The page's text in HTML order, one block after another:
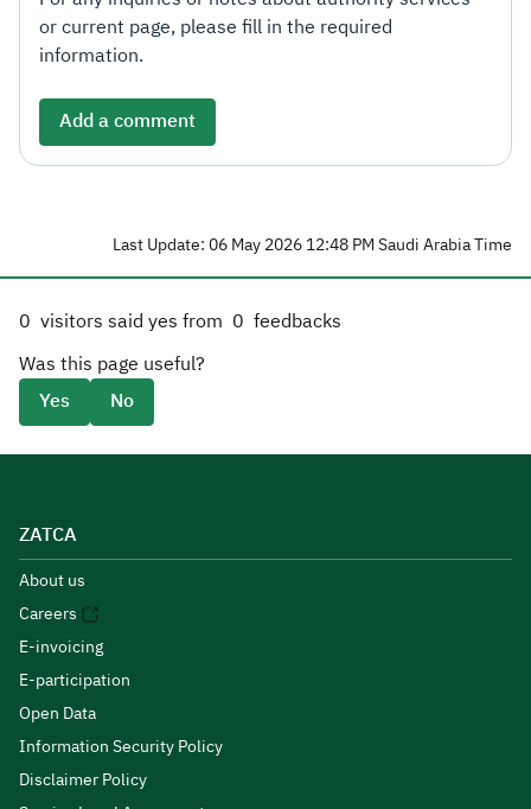
or current page, please fill in the required
information.
Add a comment
Last Update: 06 May 2026 12:48 PM Saudi Arabia Time
0 visitors said yes from 0 feedbacks
Was this page useful?
Yes
No
ZATCA
About us
Careers
E-invoicing
E-participation
Open Data
Information Security Policy
Disclaimer Policy